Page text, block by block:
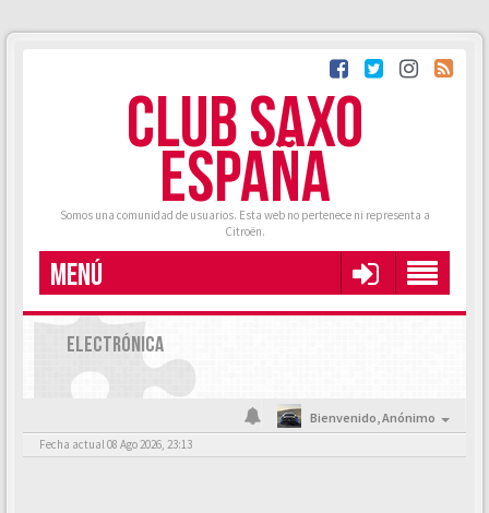
CLUB SAXO
ESPAÑA
Somos una comunidad de usuarios. Esta web no pertenece ni representa a
Citroën.
MENÚ
ELECTRÓNICA
Bienvenido,Anónimo
Fecha actual 08 Ago 2026, 23:13